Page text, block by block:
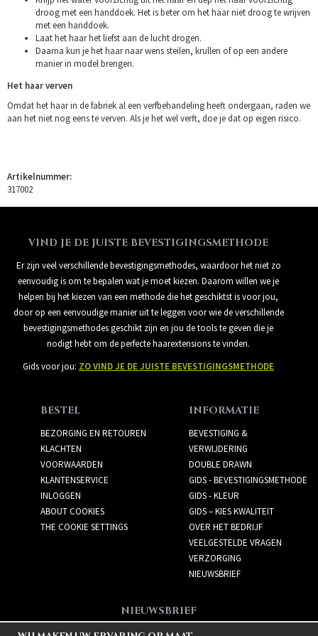
droog met een handdoek. Het is beter om het haar niet droog te wrijven
met een handdoek.
Laat het haar het liefst aan de lucht drogen.
Daarna kun je het haar naar wens steilen, krullen of op een andere
manier in model brengen.
Het haar verven
Omdat het haar in de fabriek al een verfbehandeling heeft ondergaan, raden we
aan het niet nog eens te verven. Als je het wel verft, doe je dat op eigen risico.
Artikelnummer:
317002
VIND JE DE JUISTE BEVESTIGINGSMETHODE
Er zijn veel verschillende bevestigingsmethodes, waardoor het niet zo
eenvoudig is om te bepalen wat je moet kiezen. Daarom willen we je
helpen bij het kiezen van een methode die het geschiktst is voor jou,
door op een eenvoudige manier uit te leggen voor wie de verschillende
bevestigingsmethodes geschikt zijn en jou de tools te geven die je
nodigt hebt om de perfecte haarextensions te vinden.
Gids voor jou: ZO VIND JE DE JUISTE BEVESTIGINGSMETHODE
BESTEL
BEZORGING EN RETOUREN
KLACHTEN
VOORWAARDEN
KLANTENSERVICE
INLOGGEN
ABOUT COOKIES
THE COOKIE SETTINGS
INFORMATIE
BEVESTIGING &
VERWIJDERING
DOUBLE DRAWN
GIDS - BEVESTIGINGSMETHODE
GIDS - KLEUR
GIDS – KIES KWALITEIT
OVER HET BEDRIJF
VEELGESTELDE VRAGEN
VERZORGING
NIEUWSBRIEF
NIEUWSBRIEF